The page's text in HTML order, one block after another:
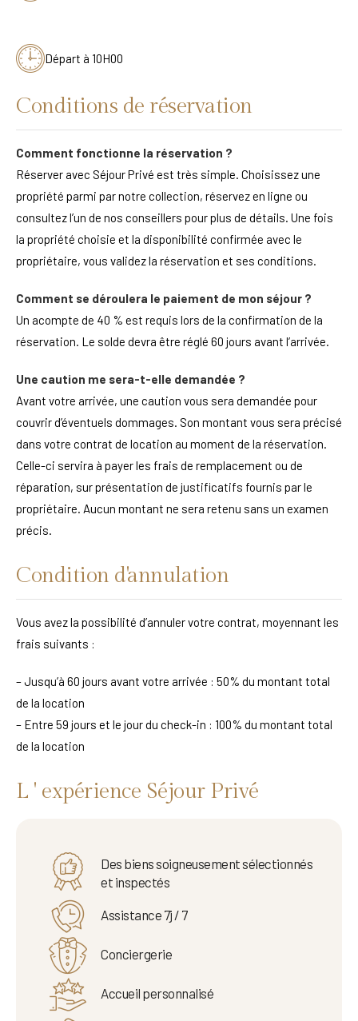
Départ à 10H00
Conditions de réservation
Comment fonctionne la réservation ?
Réserver avec Séjour Privé est très simple. Choisissez une
propriété parmi par notre collection, réservez en ligne ou
consultez l’un de nos conseillers pour plus de détails. Une fois
la propriété choisie et la disponibilité confirmée avec le
propriétaire, vous validez la réservation et ses conditions.
Comment se déroulera le paiement de mon séjour ?
Un acompte de 40 % est requis lors de la confirmation de la
réservation. Le solde devra être réglé 60 jours avant l’arrivée.
Une caution me sera-t-elle demandée ?
Avant votre arrivée, une caution vous sera demandée pour
couvrir d’éventuels dommages. Son montant vous sera précisé
dans votre contrat de location au moment de la réservation.
Celle-ci servira à payer les frais de remplacement ou de
réparation, sur présentation de justificatifs fournis par le
propriétaire. Aucun montant ne sera retenu sans un examen
précis.
Condition d'annulation
Vous avez la possibilité d’annuler votre contrat, moyennant les
frais suivants :
– Jusqu’à 60 jours avant votre arrivée : 50% du montant total
de la location
– Entre 59 jours et le jour du check-in : 100% du montant total
de la location
L ' expérience Séjour Privé
Des biens soigneusement sélectionnés
et inspectés
Assistance 7j / 7
Conciergerie
Accueil personnalisé